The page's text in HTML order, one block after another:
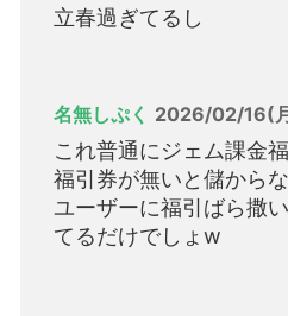
立春過ぎてるし
名無しぷく 2026/02/16(
これ普通にジェム課金
福引券が無いと儲から
ユーザーに福引ばら撒
てるだけでしょw